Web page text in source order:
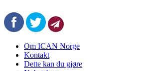
Om ICAN Norge
Kontakt
Dette kan du gjøre